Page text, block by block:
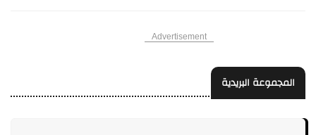
Advertisement
المجموعة البريدية